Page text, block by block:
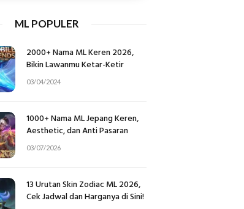
ML POPULER
2000+ Nama ML Keren 2026,
Bikin Lawanmu Ketar-Ketir
03/04/2024
1000+ Nama ML Jepang Keren,
Aesthetic, dan Anti Pasaran
03/07/2026
13 Urutan Skin Zodiac ML 2026,
Cek Jadwal dan Harganya di Sini!